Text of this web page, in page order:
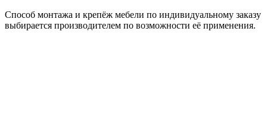
Способ монтажа и крепёж мебели по индивидуальному заказу
выбирается производителем по возможности её применения.